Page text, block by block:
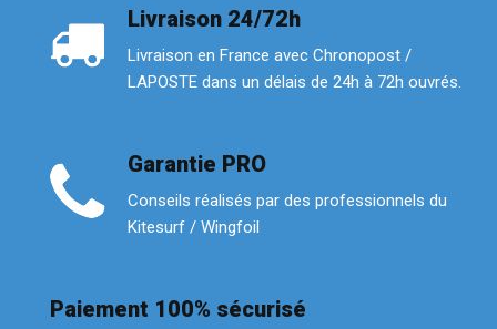
Livraison 24/72h
Livraison en France avec Chronopost /
LAPOSTE dans un délais de 24h à 72h ouvrés.
Garantie PRO
Conseils réalisés par des professionnels du
Kitesurf / Wingfoil
Paiement 100% sécurisé